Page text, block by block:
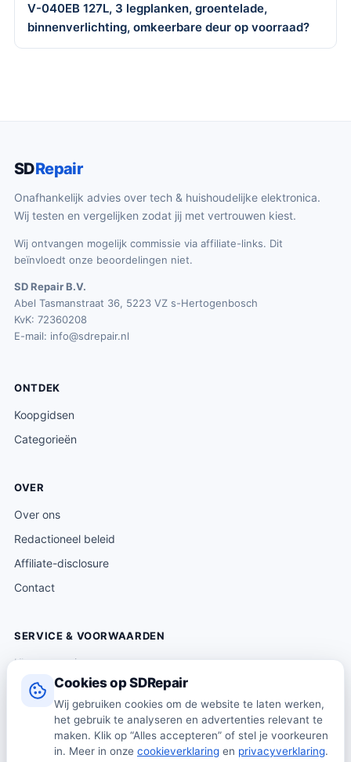
Cookies op SDRepair
Wij gebruiken cookies om de website te laten werken,
het gebruik te analyseren en advertenties relevant te
maken. Klik op “Alles accepteren” of stel je voorkeuren
in. Meer in onze cookieverklaring en privacyverklaring.
V-040EB 127L, 3 legplanken, groentelade,
binnenverlichting, omkeerbare deur op voorraad?
SDRepair
Onafhankelijk advies over tech & huishoudelijke elektronica.
Wij testen en vergelijken zodat jij met vertrouwen kiest.
Wij ontvangen mogelijk commissie via affiliate-links. Dit
beïnvloedt onze beoordelingen niet.
SD Repair B.V.
Abel Tasmanstraat 36, 5223 VZ s-Hertogenbosch
KvK: 72360208
E-mail: info@sdrepair.nl
ONTDEK
Koopgidsen
Categorieën
OVER
Over ons
Redactioneel beleid
Affiliate-disclosure
Contact
SERVICE & VOORWAARDEN
Klantenservice
Verzending & levering
Retourneren
Algemene voorwaarden